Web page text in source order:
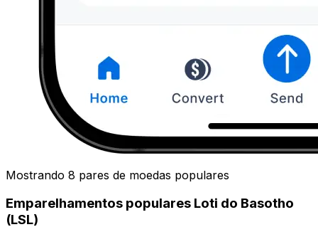
Mostrando 8 pares de moedas populares
Emparelhamentos populares Loti do Basotho
(LSL)